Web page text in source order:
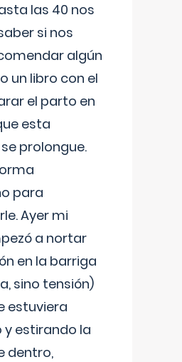
las 40 nos
si nos
algún
un libro con el
el parto en
esta
prolongue.
para
Ayer mi
a nortar
en la barriga
sino tensión)
estuviera
estirando la
dentro,